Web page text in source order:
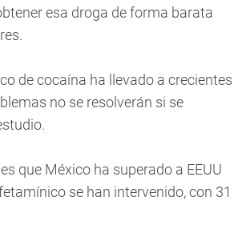
esa droga de forma barata
de cocaína ha llevado a crecientes
no se resolverán si se
que México ha superado a EEUU
se han intervenido, con 31